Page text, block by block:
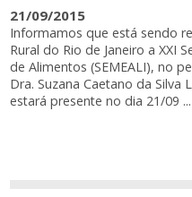
21/09/2015
Informamos que está sendo
Rural do Rio de Janeiro a XXI
de Alimentos (SEMEALI), no
Dra. Suzana Caetano da Silva
estará presente no dia 21/09 ...